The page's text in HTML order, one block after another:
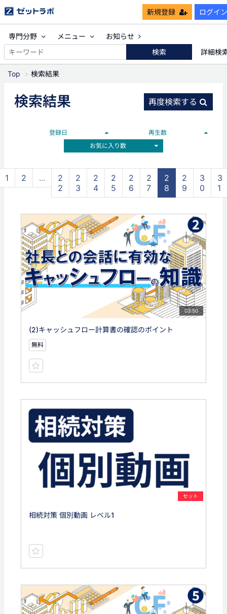
新規登録 ログイン
専門分野 メニュー
お知らせ
検索
詳細検
Top 検索結果
検索結果 再度検索する
登録日
再生数
お気に入り数
1 2 ...
2
2
2
3
2
4
2
5
2
6
2
7
2
8
2
9
3
0
3
1
03:50
(2)キャッシュフロー計算書の確認のポイント
無料
セット
相続対策 個別動画 レベル1